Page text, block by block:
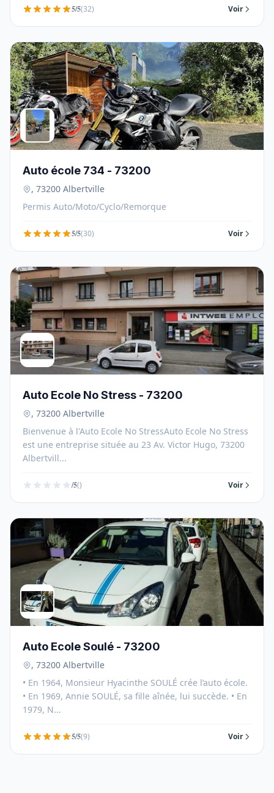
5/5(32) Voir
Auto école 734 - 73200
, 73200 Albertville
Permis Auto/Moto/Cyclo/Remorque
5/5(30) Voir
Auto Ecole No Stress - 73200
, 73200 Albertville
Bienvenue à l'Auto Ecole No StressAuto Ecole No Stress
est une entreprise située au 23 Av. Victor Hugo, 73200
Albertvill...
/5() Voir
Auto Ecole Soulé - 73200
, 73200 Albertville
• En 1964, Monsieur Hyacinthe SOULÉ crée l’auto école.
• En 1969, Annie SOULÉ, sa fille aînée, lui succède. • En
1979, N...
5/5(9) Voir